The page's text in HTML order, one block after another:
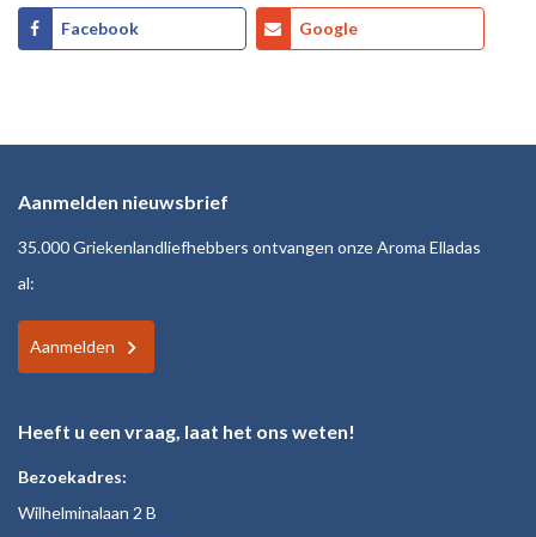
Facebook Google
Aanmelden nieuwsbrief
35.000 Griekenlandliefhebbers ontvangen onze Aroma Elladas
al:
Aanmelden
Heeft u een vraag, laat het ons weten!
Bezoekadres:
Wilhelminalaan 2 B